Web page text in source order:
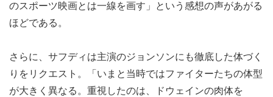
のスポーツ映画とは一線を画す」という感想の声があがる
ほどである。
さらに、サフディは主演のジョンソンにも徹底した体づく
りをリクエスト。「いまと当時ではファイターたちの体型
が大きく異なる。重視したのは、ドウェインの肉体を